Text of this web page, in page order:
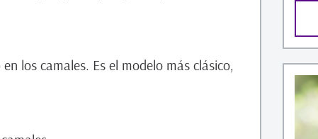
los camales. Es el modelo más clásico,